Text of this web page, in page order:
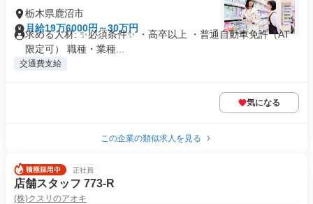
栃木県鹿沼市
月給19万6000円～30万円
求める人材: ✨必須条件✨ ・高卒以上 ・普通自動車免許（AT
限定可） 職種・業種...
交通費支給
気になる
この企業の類似求人を見る
正社員
店舗スタッフ 773-R
(株)クスリのアオキ